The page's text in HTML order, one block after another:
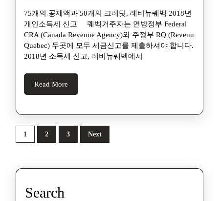
75개의 공제액과 50개의 크레딧, 레비뉴퀘벡 2018년
개인소득세 신고 퀘벡거주자는 연방정부 Federal
CRA (Canada Revenue Agency)와 주정부 RQ (Revenu
Quebec) 두곳에 모두 세금신고를 제출하셔야 합니다.
2018년 소득세 신고, 레비뉴퀘벡에서
Read More
1 2 3 Next
Search